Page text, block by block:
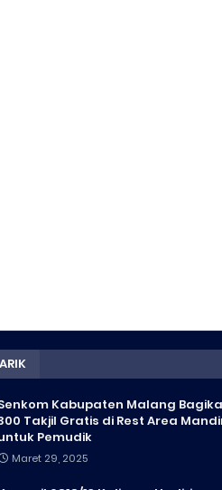
Kabupaten Malang
Takjil Gratis di Rest Area
Pemudik
Maret 29, 2025